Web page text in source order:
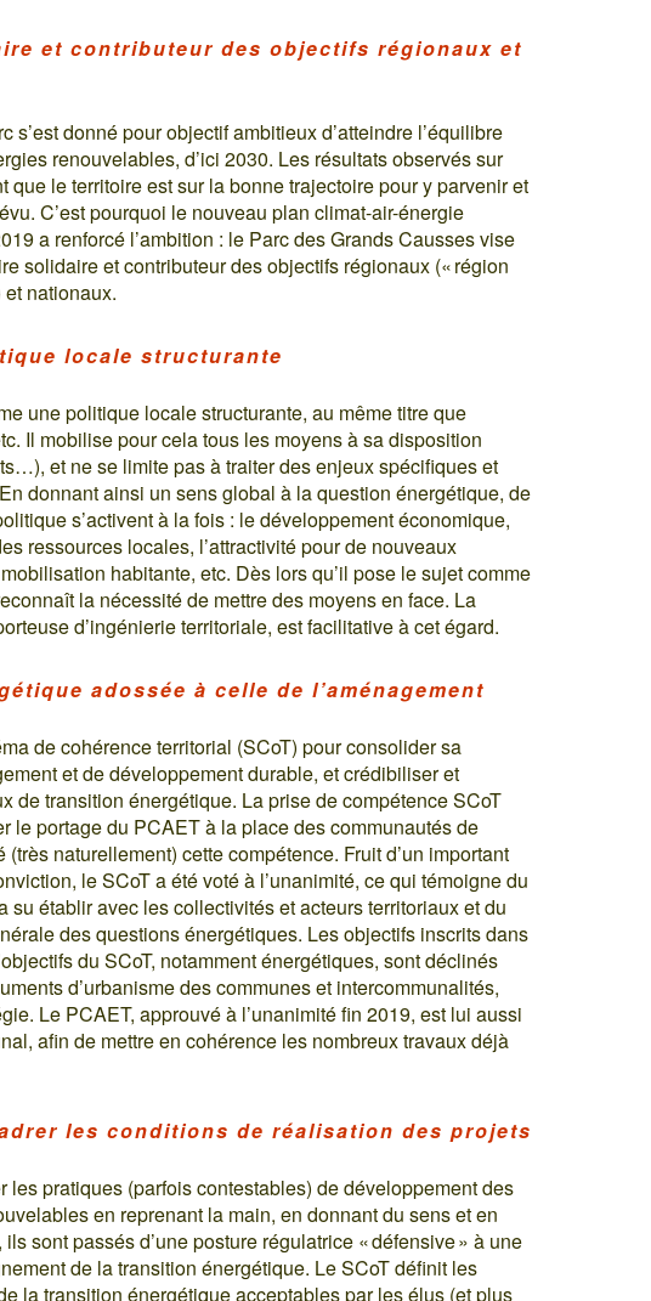
et contributeur des objectifs régionaux et
s’est donné pour objectif ambitieux d’atteindre l’équilibre
renouvelables, d’ici 2030. Les résultats observés sur
que le territoire est sur la bonne trajectoire pour y parvenir et
C’est pourquoi le nouveau plan climat-air-énergie
a renforcé l’ambition : le Parc des Grands Causses vise
solidaire et contributeur des objectifs régionaux (« région
nationaux.
locale structurante
une politique locale structurante, au même titre que
Il mobilise pour cela tous les moyens à sa disposition
et ne se limite pas à traiter des enjeux spécifiques et
donnant ainsi un sens global à la question énergétique, de
s’activent à la fois : le développement économique,
ressources locales, l’attractivité pour de nouveaux
habitante, etc. Dès lors qu’il pose le sujet comme
la nécessité de mettre des moyens en face. La
d’ingénierie territoriale, est facilitative à cet égard.
adossée à celle de l’aménagement
de cohérence territorial (SCoT) pour consolider sa
et de développement durable, et crédibiliser et
de transition énergétique. La prise de compétence SCoT
le portage du PCAET à la place des communautés de
naturellement) cette compétence. Fruit d’un important
le SCoT a été voté à l’unanimité, ce qui témoigne du
su établir avec les collectivités et acteurs territoriaux et du
des questions énergétiques. Les objectifs inscrits dans
du SCoT, notamment énergétiques, sont déclinés
d’urbanisme des communes et intercommunalités,
Le PCAET, approuvé à l’unanimité fin 2019, est lui aussi
afin de mettre en cohérence les nombreux travaux déjà
les conditions de réalisation des projets
les pratiques (parfois contestables) de développement des
en reprenant la main, en donnant du sens et en
sont passés d’une posture régulatrice « défensive » à une
de la transition énergétique. Le SCoT définit les
la transition énergétique acceptables par les élus (et plus